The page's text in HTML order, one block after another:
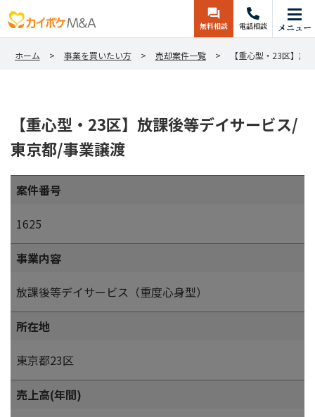
無料相談 電話相談 メニュー
ホーム 事業を買いたい方 売却案件一覧 【重心型・23区】放
【重心型・23区】放課後等デイサービス/
東京都/事業譲渡
案件番号
1625
事業内容
放課後等デイサービス（重度心身型）
所在地
東京都23区
売上高(年間)